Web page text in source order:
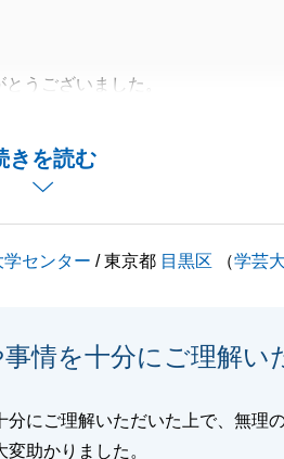
きを読む
うございました。
て誠にありがとうございまし
学センター / 東京都 目黒区 （学芸
情を十分にご理解い
分にご理解いただいた上で、無理
助かりました。